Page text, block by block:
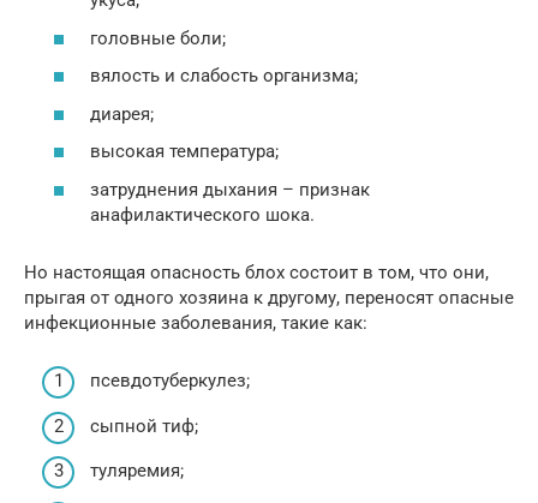
головные боли;
вялость и слабость организма;
диарея;
высокая температура;
затруднения дыхания – признак
анафилактического шока.
Но настоящая опасность блох состоит в том, что они,
прыгая от одного хозяина к другому, переносят опасные
инфекционные заболевания, такие как:
псевдотуберкулез;
сыпной тиф;
туляремия;